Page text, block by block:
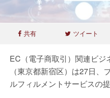
共有 ツイート
EC（電子商取引）関連ビジ
（東京都新宿区）は27日、
ルフィルメントサービスの